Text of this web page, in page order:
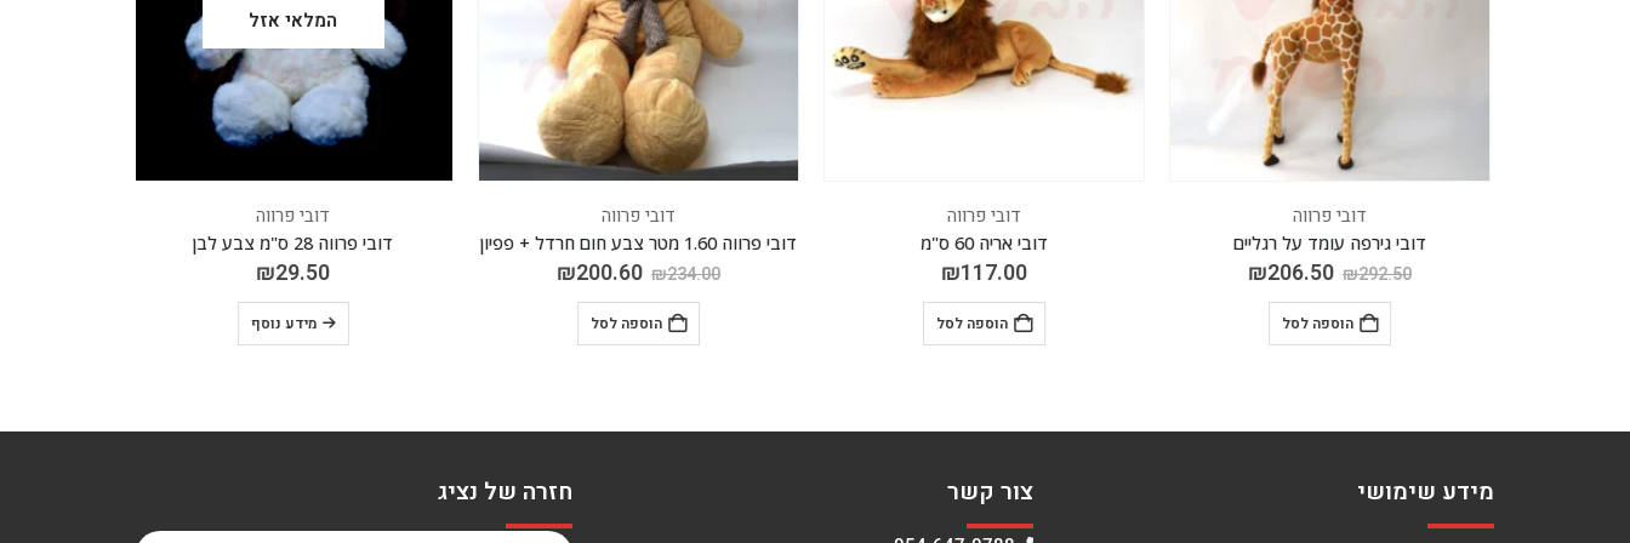
דובי פרווה
דובי גירפה עומד על רגליים
₪292.50
₪206.50
הוספה לסל
דובי פרווה
דובי אריה 60 ס"מ
₪117.00
הוספה לסל
דובי פרווה
דובי פרווה 1.60 מטר צבע חום חרדל + פפיון
₪234.00
₪200.60
הוספה לסל
המלאי אזל
דובי פרווה
דובי פרווה 28 ס"מ צבע לבן
₪29.50
מידע נוסף
מידע שימושי צור קשר חזרה של נציג